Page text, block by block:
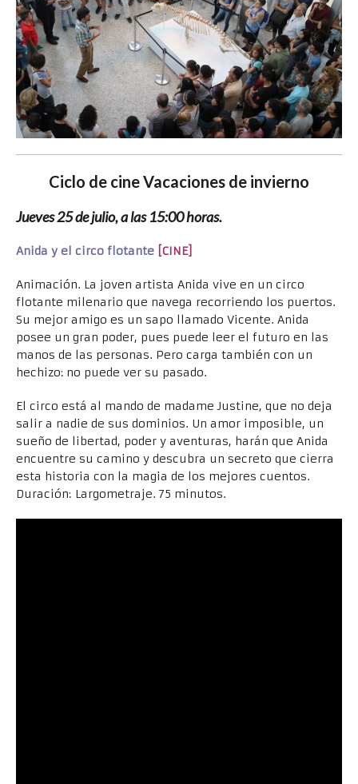
Ciclo de cine Vacaciones de invierno
Jueves 25 de julio, a las 15:00 horas.
Anida y el circo flotante [CINE]
Animación. La joven artista Anida vive en un circo
flotante milenario que navega recorriendo los puertos.
Su mejor amigo es un sapo llamado Vicente. Anida
posee un gran poder, pues puede leer el futuro en las
manos de las personas. Pero carga también con un
hechizo: no puede ver su pasado.
El circo está al mando de madame Justine, que no deja
salir a nadie de sus dominios. Un amor imposible, un
sueño de libertad, poder y aventuras, harán que Anida
encuentre su camino y descubra un secreto que cierra
esta historia con la magia de los mejores cuentos.
Duración: Largometraje. 75 minutos.